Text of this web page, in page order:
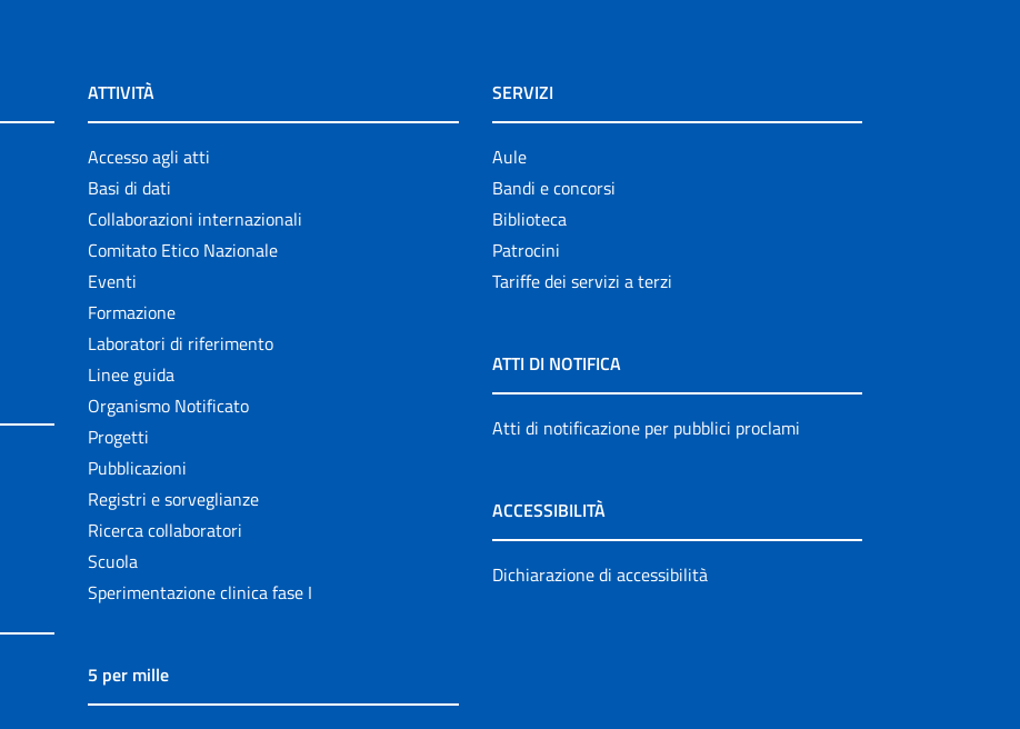
ATTIVITÀ
Accesso agli atti
Basi di dati
Collaborazioni internazionali
Comitato Etico Nazionale
Eventi
Formazione
Laboratori di riferimento
Linee guida
Organismo Notificato
Progetti
Pubblicazioni
Registri e sorveglianze
Ricerca collaboratori
Scuola
Sperimentazione clinica fase I
5 per mille
SERVIZI
Aule
Bandi e concorsi
Biblioteca
Patrocini
Tariffe dei servizi a terzi
ATTI DI NOTIFICA
Atti di notificazione per pubblici proclami
ACCESSIBILITÀ
Dichiarazione di accessibilità